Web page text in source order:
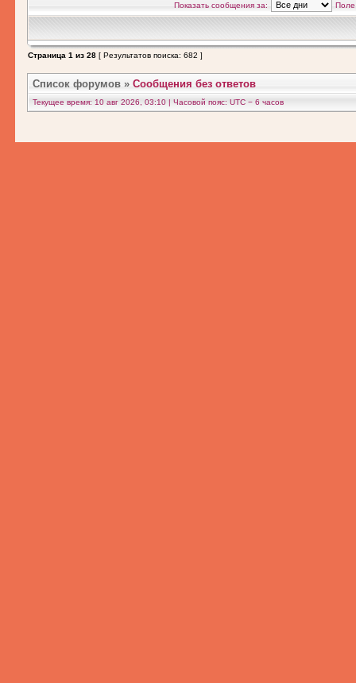
Показать сообщения за: Поле
Страница 1 из 28 [ Результатов поиска: 682 ]
Список форумов » Сообщения без ответов
Текущее время: 10 авг 2026, 03:10 | Часовой пояс: UTC − 6 часов